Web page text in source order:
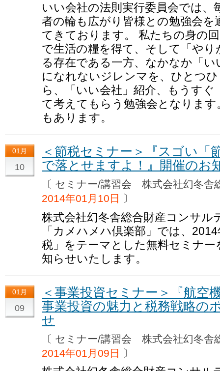
いい会社の法則実行委員会では
者の輪も広がり皆様との勉強会
てきております。 私たちの身の
で生活の糧を得て、そして「や
る存在である一方、なかなか「
になれないジレンマを、ひとつ
ら、「いい会社」紹介、もうす
て考えてもらう勉強会となりま
もあります。
01月
10
＜節税セミナー＞『スゴい
で落とせますよ！』開催のお
〔 セミナー/講習会 株式会社幻冬
2014年01月10日
〕
株式会社幻冬舎総合財産コンサル
「カメハメハ倶楽部」では、
税」をテーマとした無料セミナ
知らせいたします。
01月
09
＜事業投資セミナー＞『航空
事業投資の魅力と税務戦略の
せ
〔 セミナー/講習会 株式会社幻冬
2014年01月09日 〕